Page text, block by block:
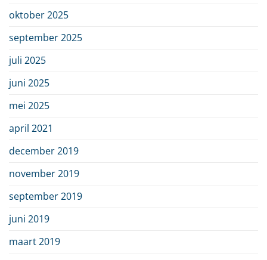
oktober 2025
september 2025
juli 2025
juni 2025
mei 2025
april 2021
december 2019
november 2019
september 2019
juni 2019
maart 2019